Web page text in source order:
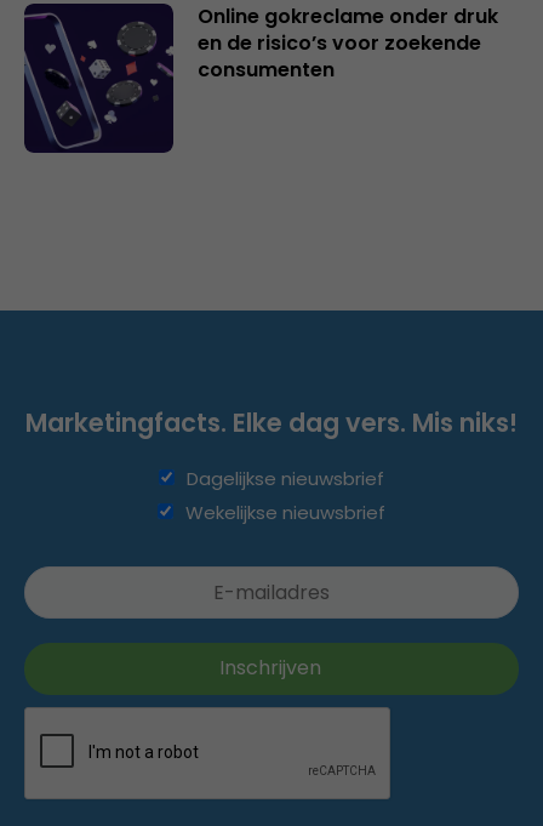
Online gokreclame onder druk
en de risico’s voor zoekende
consumenten
Marketingfacts. Elke dag vers. Mis niks!
Dagelijkse nieuwsbrief
Wekelijkse nieuwsbrief